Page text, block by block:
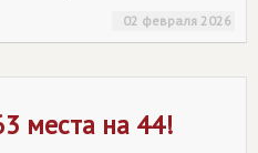
02 февраля 2026
места на 44!